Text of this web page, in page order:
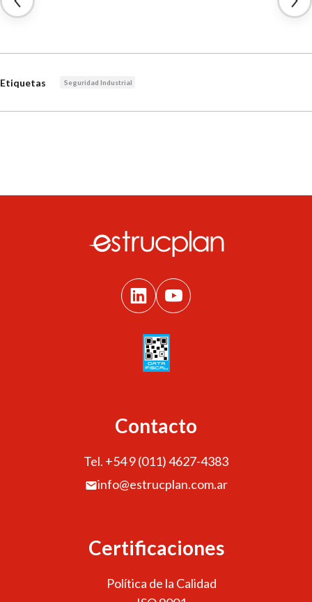
Etiquetas Seguridad Industrial
Contacto
Tel. +54 9 (011) 4627-4383
info@estrucplan.com.ar
Certificaciones
Política de la Calidad